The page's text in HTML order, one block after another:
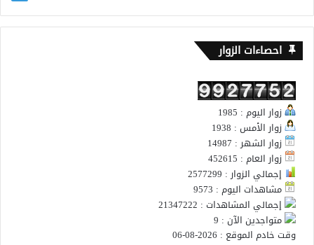
احصاءات الزوار
زوار اليوم : 1985
زوار الأمس : 1938
زوار الشهر : 14987
زوار العام : 452615
إجمالي الزوار : 2577299
مشاهدات اليوم : 9573
إجمالي المشاهدات : 21347222
متواجدين الآن : 9
وقت خادم الموقع : 2026-08-06